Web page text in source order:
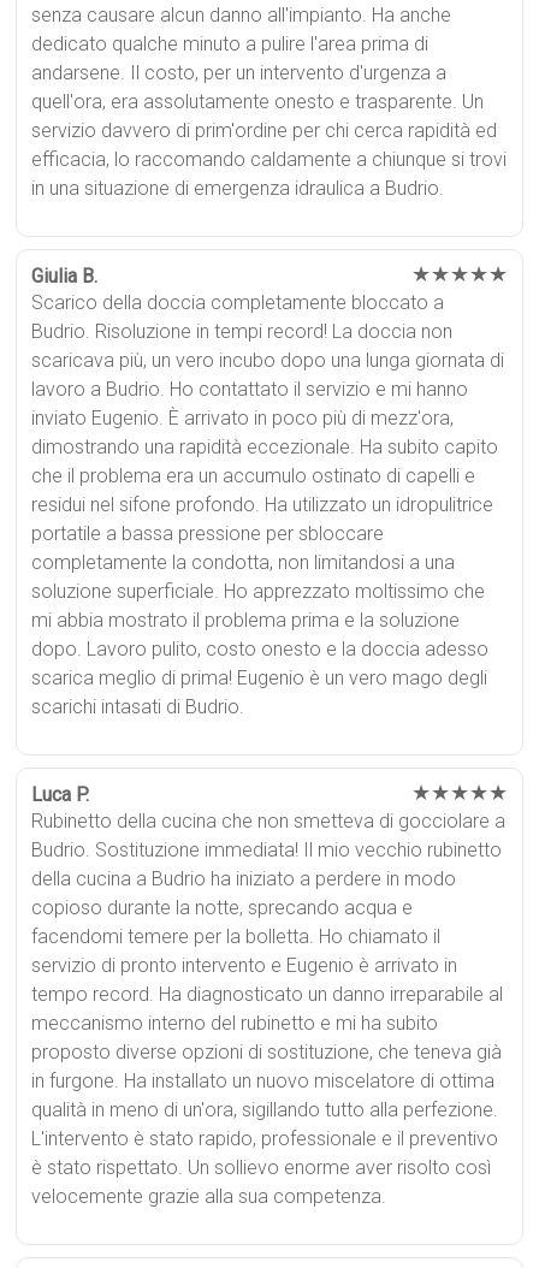
senza causare alcun danno all'impianto. Ha anche
dedicato qualche minuto a pulire l'area prima di
andarsene. Il costo, per un intervento d'urgenza a
quell'ora, era assolutamente onesto e trasparente. Un
servizio davvero di prim'ordine per chi cerca rapidità ed
efficacia, lo raccomando caldamente a chiunque si trovi
in una situazione di emergenza idraulica a Budrio.
Giulia B. ★★★★★
Scarico della doccia completamente bloccato a
Budrio. Risoluzione in tempi record! La doccia non
scaricava più, un vero incubo dopo una lunga giornata di
lavoro a Budrio. Ho contattato il servizio e mi hanno
inviato Eugenio. È arrivato in poco più di mezz'ora,
dimostrando una rapidità eccezionale. Ha subito capito
che il problema era un accumulo ostinato di capelli e
residui nel sifone profondo. Ha utilizzato un idropulitrice
portatile a bassa pressione per sbloccare
completamente la condotta, non limitandosi a una
soluzione superficiale. Ho apprezzato moltissimo che
mi abbia mostrato il problema prima e la soluzione
dopo. Lavoro pulito, costo onesto e la doccia adesso
scarica meglio di prima! Eugenio è un vero mago degli
scarichi intasati di Budrio.
Luca P. ★★★★★
Rubinetto della cucina che non smetteva di gocciolare a
Budrio. Sostituzione immediata! Il mio vecchio rubinetto
della cucina a Budrio ha iniziato a perdere in modo
copioso durante la notte, sprecando acqua e
facendomi temere per la bolletta. Ho chiamato il
servizio di pronto intervento e Eugenio è arrivato in
tempo record. Ha diagnosticato un danno irreparabile al
meccanismo interno del rubinetto e mi ha subito
proposto diverse opzioni di sostituzione, che teneva già
in furgone. Ha installato un nuovo miscelatore di ottima
qualità in meno di un'ora, sigillando tutto alla perfezione.
L'intervento è stato rapido, professionale e il preventivo
è stato rispettato. Un sollievo enorme aver risolto così
velocemente grazie alla sua competenza.